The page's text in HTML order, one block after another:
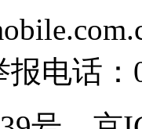
电话：